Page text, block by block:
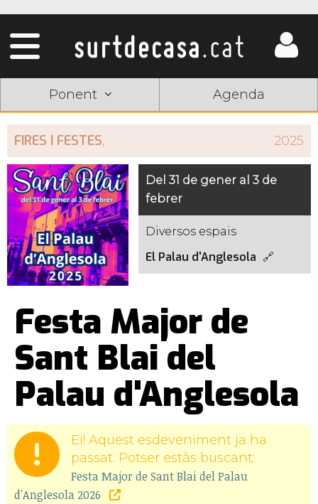
Ponent Agenda
FIRES I FESTES, 2025
Del 31 de gener al 3 de
febrer
Diversos espais
El Palau d'Anglesola
Festa Major de
Sant Blai del
Palau d'Anglesola
Ei! Aquest esdeveniment ja ha
passat. Potser estàs buscant:
Festa Major de Sant Blai del Palau
d'Anglesola 2026